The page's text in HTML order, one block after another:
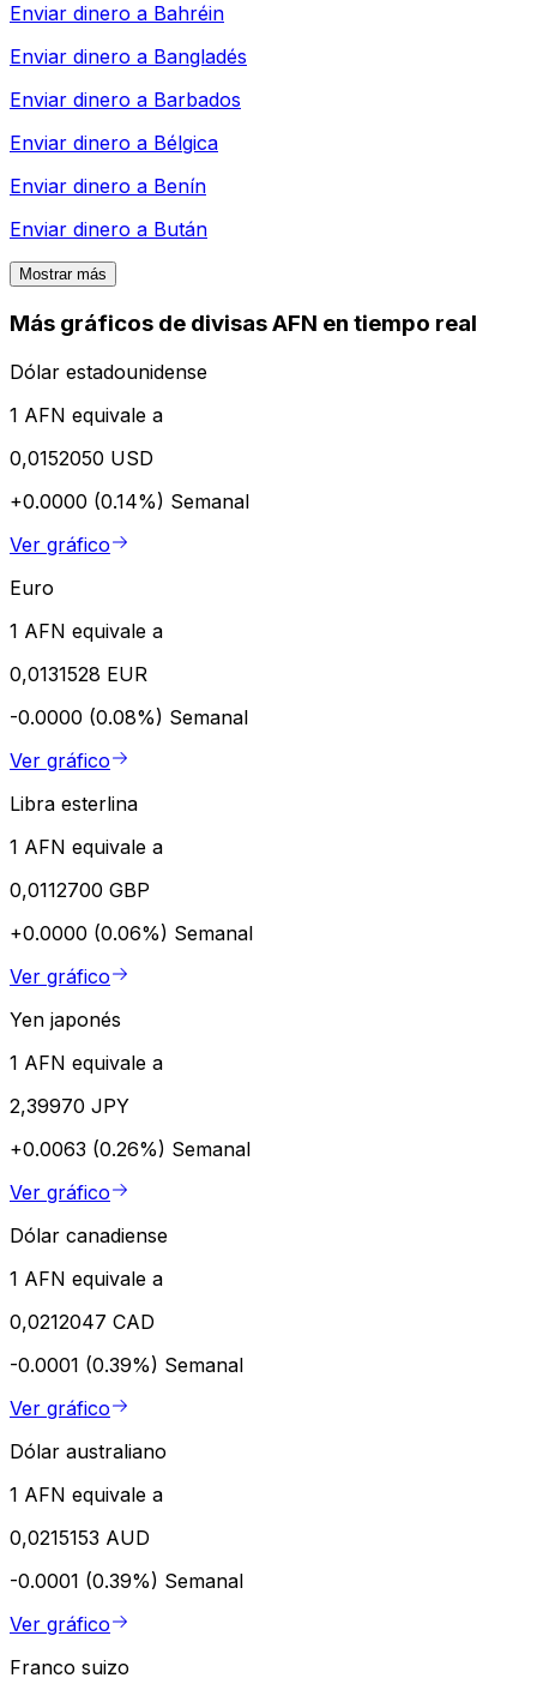
Enviar dinero a Bahréin
Enviar dinero a Bangladés
Enviar dinero a Barbados
Enviar dinero a Bélgica
Enviar dinero a Benín
Enviar dinero a Bután
Mostrar más
Más gráficos de divisas AFN en tiempo real
Dólar estadounidense
1 AFN equivale a
0,0152050 USD
+0.0000 (0.14%) Semanal
Ver gráfico
Euro
1 AFN equivale a
0,0131528 EUR
-0.0000 (0.08%) Semanal
Ver gráfico
Libra esterlina
1 AFN equivale a
0,0112700 GBP
+0.0000 (0.06%) Semanal
Ver gráfico
Yen japonés
1 AFN equivale a
2,39970 JPY
+0.0063 (0.26%) Semanal
Ver gráfico
Dólar canadiense
1 AFN equivale a
0,0212047 CAD
-0.0001 (0.39%) Semanal
Ver gráfico
Dólar australiano
1 AFN equivale a
0,0215153 AUD
-0.0001 (0.39%) Semanal
Ver gráfico
Franco suizo